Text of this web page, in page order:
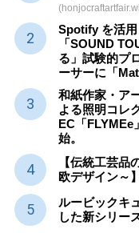
Spotify を活
「SOUND
る」試験的プ
ーサーに「
和紙作家・ア
よる照明コレ
EC「FLYMEe
始。
【伝統工芸品
欧デザイン～】
ルービックキ
した新シリー